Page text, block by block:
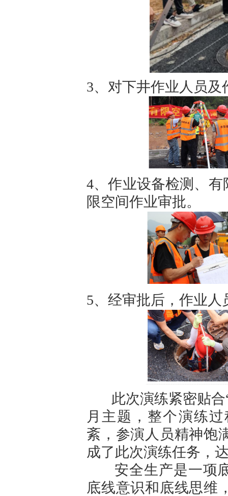
3、对下井作业人员
4、作业设备检测、
限空间作业审批。
5、经审批后，作业
此次演练紧密贴合“
月主题，整个演练
紊，参演人员精神饱
成了此次演练任务，
安全生产是一项底
底线意识和底线思维